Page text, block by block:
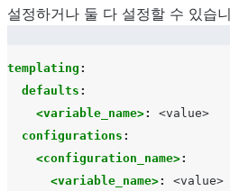
설정하거나 둘 다 설정할 수 있습
templating :
defaults :
<variable_name>:
<value>
configurations :
<configuration_name>:
<variable_name>: <value>